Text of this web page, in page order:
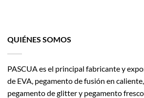
QUIÉNES SOMOS
PASCUA es el principal fabricante y
de EVA, pegamento de fusión en
pegamento de glitter y pegamento